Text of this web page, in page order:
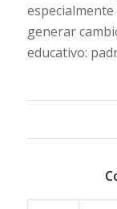
generar
educativo: